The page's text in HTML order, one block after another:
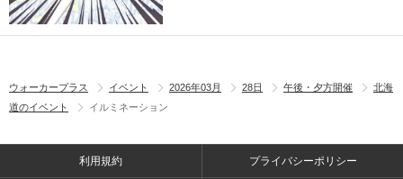
ウォーカープラス イベント 2026年03月 28日 午後・夕方開催
北海
道のイベント
イルミネーション
利用規約 プライバシーポリシー